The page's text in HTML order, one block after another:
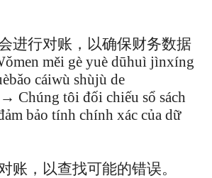
进行对账，以确保财务数据
měi gè yuè dūhuì jìnxíng
cáiwù shùjù de
Chúng tôi đối chiếu sổ sách
bảo tính chính xác của dữ
账，以查找可能的错误。